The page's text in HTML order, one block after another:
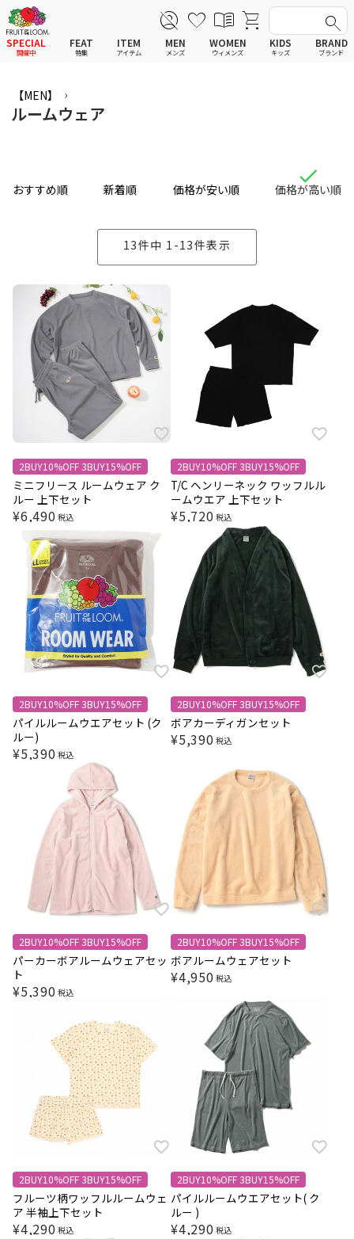
SPECIAL
開催中
FEAT
特集
ITEM
アイテム
新着
ルームウェア
アンダーウェアMEN
アンダーウェアWOMEN
帽子
ファッショングッズ
MEN
メンズ
新着
ソックス
ファッショングッズ
WOMEN
ウィメンズ
新着
ルームウェア
アンダーウェア
ソックス
レイングッズ
KIDS
キッズ
新着
ルームウェア
アンダーウェア
ソックス
レイングッズ
BRAND
ブランド
【MEN】
ルームウェア
おすすめ順 新着順 価格が安い順 価格が高い順
13件中 1 -13件表示
2BUY10%OFF 3BUY15%OFF
ミニフリース ルームウェア ク
ルー 上下セット
¥6,490 税込
2BUY10%OFF 3BUY15%OFF
T/C ヘンリーネック ワッフルル
ームウエア 上下セット
¥5,720 税込
2BUY10%OFF 3BUY15%OFF
パイルルームウエアセット (ク
ルー)
¥5,390 税込
2BUY10%OFF 3BUY15%OFF
ボアカーディガンセット
¥5,390 税込
2BUY10%OFF 3BUY15%OFF
パーカーボアルームウェアセッ
ト
¥5,390 税込
2BUY10%OFF 3BUY15%OFF
ボアルームウェアセット
¥4,950 税込
2BUY10%OFF 3BUY15%OFF
フルーツ柄ワッフルルームウェ
ア 半袖上下セット
¥4,290 税込
2BUY10%OFF 3BUY15%OFF
パイルルームウエアセット( ク
ルー )
¥4,290 税込